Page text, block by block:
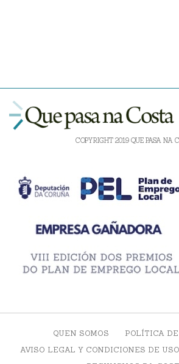
COPYRIGHT 2019 QUE PASA NA
QUEN SOMOS
POLÍTICA
AVISO LEGAL Y CONDICIONES DE USO